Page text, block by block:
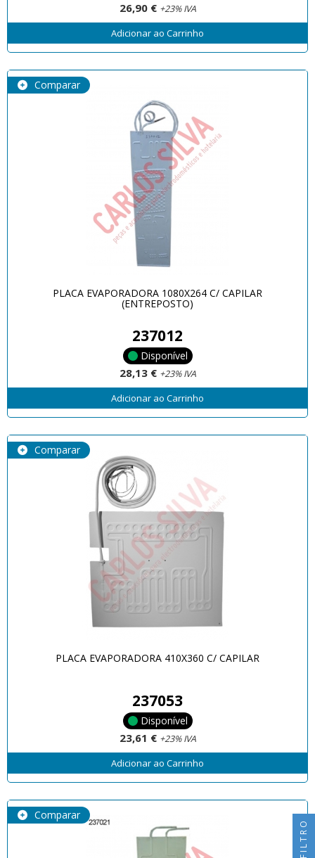
26,90 € +23% IVA
Adicionar ao Carrinho
Comparar
PLACA EVAPORADORA 1080X264 C/ CAPILAR
(ENTREPOSTO)
237012
Disponível
28,13 € +23% IVA
Adicionar ao Carrinho
Comparar
PLACA EVAPORADORA 410X360 C/ CAPILAR
237053
Disponível
23,61 € +23% IVA
Adicionar ao Carrinho
Comparar
FILTRO